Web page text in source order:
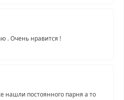
. Очень нравится !
нашли постоянного парня а то